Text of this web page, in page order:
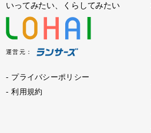
いってみたい、くらしてみたい
運営元：
プライバシーポリシー
利用規約